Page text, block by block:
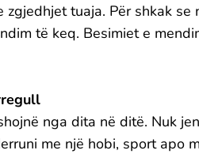
tuaja. Për shkak
të keq. Besimiet e
nga dita në ditë. Nuk
me një hobi, sport apo